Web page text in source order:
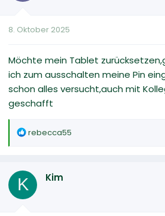
e
t
m
8. Oktober 2025
Möchte mein Tablet
ich zum ausschalten meine Pin
schon alles versucht,auch mit
geschafft
R
t
i
rebecca55
K Kim